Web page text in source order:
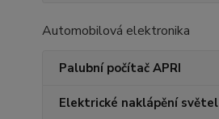
Automobilová elektronika
Palubní počítač APRI
Elektrické naklápění světel